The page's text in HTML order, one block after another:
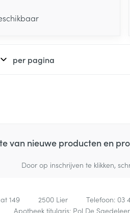
per pagina
van nieuwe producten en
Door op inschrijven te klikken,
149 2500 Lier Telefoon: 03
Apotheek titularis: Pol De Saedeleer